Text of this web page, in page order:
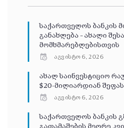
საქართველოს ბანკის
განახლება – ახალი
მომხმარებლებისთვის
აგვისტო 6, 2026
ახალ საინვესტიციო
$20-მილიარდიან
აგვისტო 6, 2026
საქართველოს ბანკის
გათამაშების მეორე